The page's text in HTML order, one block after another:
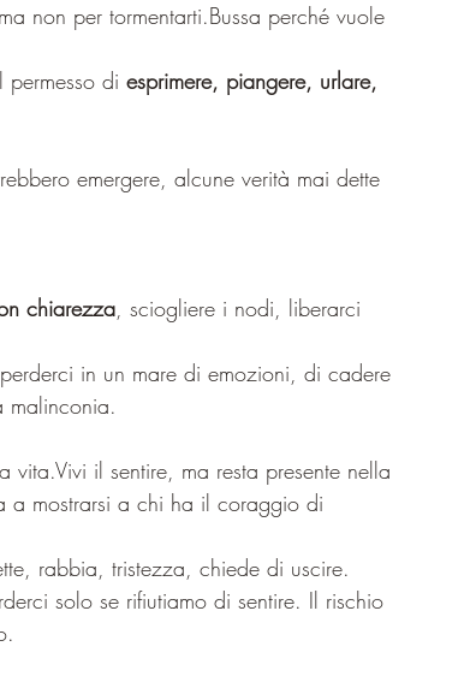
non per tormentarti.Bussa perché vuole
di esprimere, piangere, urlare,
chiarezza, sciogliere i nodi, liberarci
in un mare di emozioni, di cadere
malinconia.
il sentire, ma resta presente nella
a mostrarsi a chi ha il coraggio di
rabbia, tristezza, chiede di uscire.
solo se rifiutiamo di sentire. Il rischio